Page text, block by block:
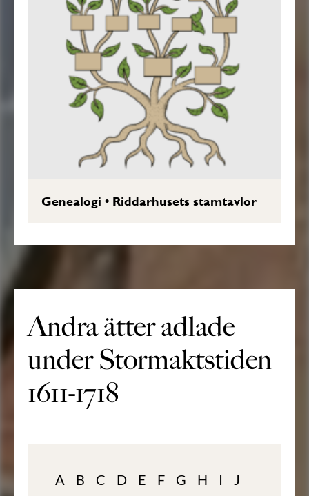
Genealogi • Riddarhusets stamtavlor
Andra ätter adlade
under Stormaktstiden
1611-1718
A B C D E F G H I
J